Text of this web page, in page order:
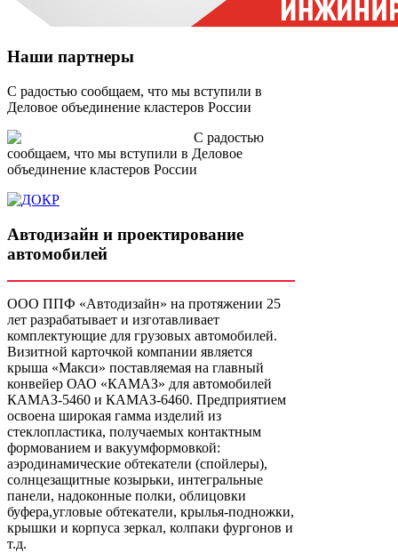
Наши партнеры
С радостью сообщаем, что мы вступили в
Деловое объединение кластеров России
С радостью
сообщаем, что мы вступили в Деловое
объединение кластеров России
Автодизайн и проектирование
автомобилей
ООО ППФ «Автодизайн» на протяжении 25
лет разрабатывает и изготавливает
комплектующие для грузовых автомобилей.
Визитной карточкой компании является
крыша «Макси» поставляемая на главный
конвейер ОАО «КАМАЗ» для автомобилей
КАМАЗ-5460 и КАМАЗ-6460. Предприятием
освоена широкая гамма изделий из
стеклопластика, получаемых контактным
формованием и вакуумформовкой:
аэродинамические обтекатели (спойлеры),
солнцезащитные козырьки, интегральные
панели, надоконные полки, облицовки
буфера,угловые обтекатели, крылья-подножки,
крышки и корпуса зеркал, колпаки фургонов и
т.д.